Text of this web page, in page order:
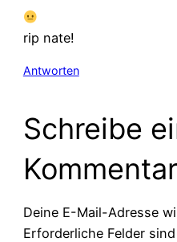
rip nate!
Antworten
Schreibe
Kommentar
Deine E-Mail-Adresse
Erforderliche Felder